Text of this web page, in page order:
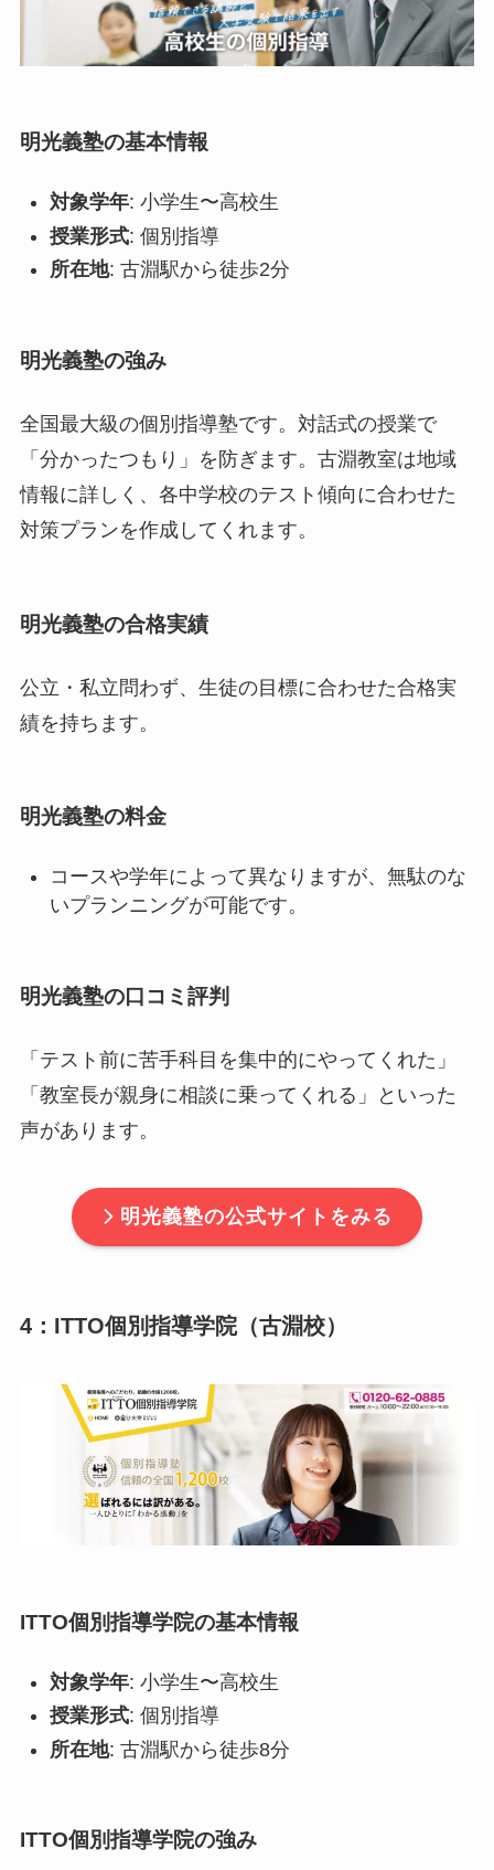
明光義塾の基本情報
対象学年: 小学生〜高校生
授業形式: 個別指導
所在地: 古淵駅から徒歩2分
明光義塾の強み
全国最大級の個別指導塾です。対話式の授業で
「分かったつもり」を防ぎます。古淵教室は地域
情報に詳しく、各中学校のテスト傾向に合わせた
対策プランを作成してくれます。
明光義塾の合格実績
公立・私立問わず、生徒の目標に合わせた合格実
績を持ちます。
明光義塾の料金
コースや学年によって異なりますが、無駄のな
いプランニングが可能です。
明光義塾の口コミ評判
「テスト前に苦手科目を集中的にやってくれた」
「教室長が親身に相談に乗ってくれる」といった
声があります。
明光義塾の公式サイトをみる
4：ITTO個別指導学院（古淵校）
ITTO個別指導学院の基本情報
対象学年: 小学生〜高校生
授業形式: 個別指導
所在地: 古淵駅から徒歩8分
ITTO個別指導学院の強み